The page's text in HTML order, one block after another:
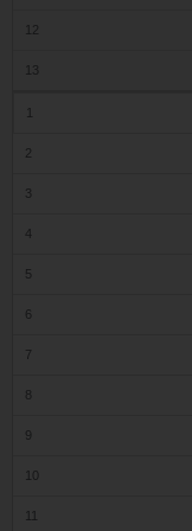
12
13
1
2
3
4
5
6
7
8
9
10
11